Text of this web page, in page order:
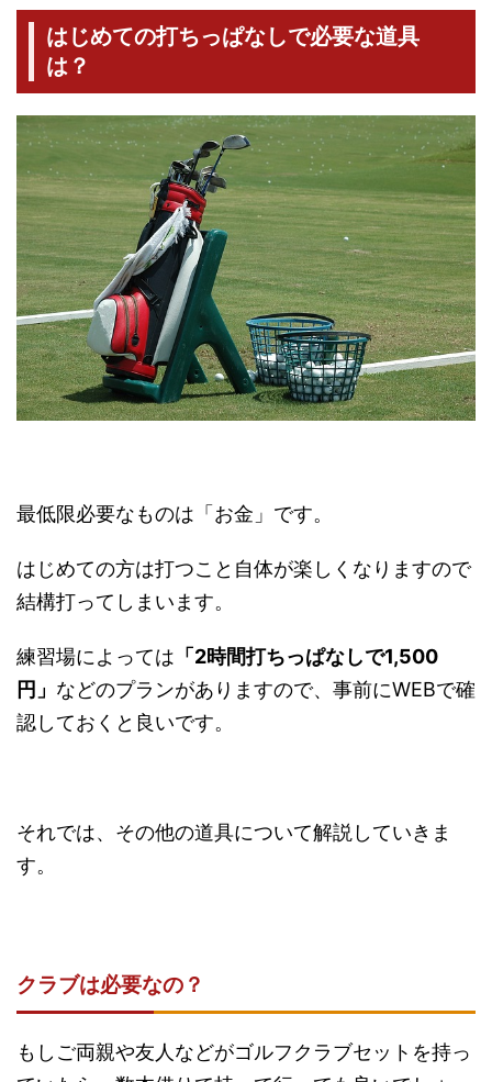
はじめての打ちっぱなしで必要な道具
は？
最低限必要なものは「お金」です。
はじめての方は打つこと自体が楽しくなりますので
結構打ってしまいます。
練習場によっては 「2時間打ちっぱなしで1,500
円」 などのプランがありますので、事前にWEBで確
認しておくと良いです。
それでは、その他の道具について解説していきま
す。
クラブは必要なの？
もしご両親や友人などがゴルフクラブセットを持っ